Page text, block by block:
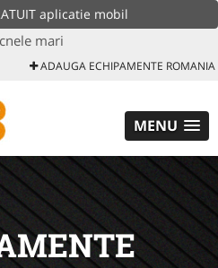
aplicatie mobil
mari
ADAUGA ECHIPAMENTE ROMANIA
MENU